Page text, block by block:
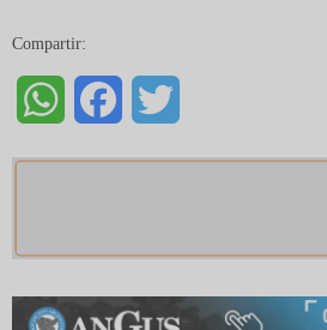
Compartir:
WhatsAppFacebook